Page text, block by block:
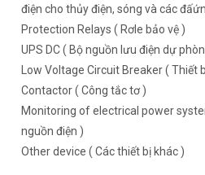
điện cho thủy điện, sóng và các
Protection Relays ( Rơle bảo vệ )
UPS DC ( Bộ nguồn lưu điện dự
Low Voltage Circuit Breaker ( Thiết
Contactor ( Công tắc tơ )
Monitoring of electrical power
nguồn điện )
Other device ( Các thiết bị khác )